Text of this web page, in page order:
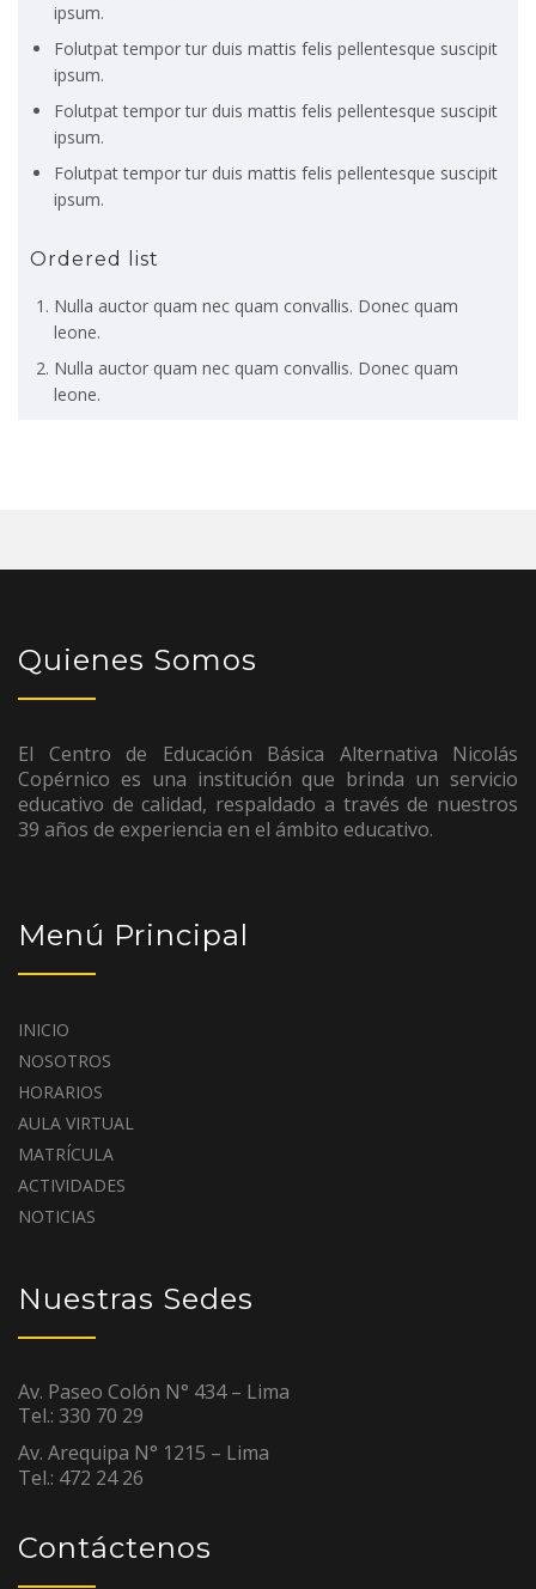
ipsum.
Folutpat tempor tur duis mattis felis pellentesque suscipit
ipsum.
Folutpat tempor tur duis mattis felis pellentesque suscipit
ipsum.
Folutpat tempor tur duis mattis felis pellentesque suscipit
ipsum.
Ordered list
Nulla auctor quam nec quam convallis. Donec quam
leone.
Nulla auctor quam nec quam convallis. Donec quam
leone.
Quienes Somos
El Centro de Educación Básica Alternativa Nicolás
Copérnico es una institución que brinda un servicio
educativo de calidad, respaldado a través de nuestros
39 años de experiencia en el ámbito educativo.
Menú Principal
INICIO
NOSOTROS
HORARIOS
AULA VIRTUAL
MATRÍCULA
ACTIVIDADES
NOTICIAS
Nuestras Sedes
Av. Paseo Colón N° 434 – Lima
Tel.: 330 70 29
Av. Arequipa N° 1215 – Lima
Tel.: 472 24 26
Contáctenos